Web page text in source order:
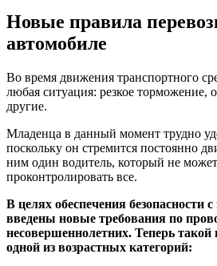
Новые правила
автомобиле
Во время движения транспортного
любая ситуация: резкое торможение,
другие.
Младенца в данный момент трудно
поскольку он стремится постоянно
ним один водитель, который не
проконтролировать все.
В целях обеспечения безопасности
введены новые требования по
несовершеннолетних. Теперь такой
одной из возрастных категорий: